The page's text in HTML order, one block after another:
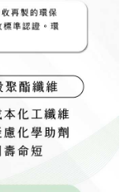
Co., Ltd." untuk
melalui
menyerahkan hak
untuk membayar bil
menggunakan
maklumat peribadi
Taiwan Mobile untuk
pengesahan,
bil ansuran oleh
lengkap melalui